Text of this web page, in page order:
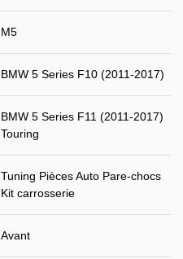
M5
BMW 5 Series F10 (2011-2017)
BMW 5 Series F11 (2011-2017)
Touring
Tuning Pièces Auto Pare-chocs
Kit carrosserie
Avant